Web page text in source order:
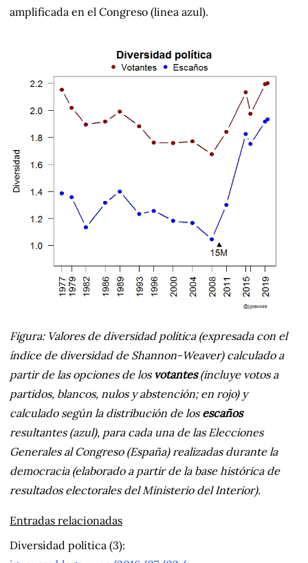
amplificada en el Congreso (linea azul).
Figura: Valores de diversidad política (expresada con el
índice de diversidad de Shannon-Weaver) calculado a
partir de las opciones de los votantes(incluye votos a
partidos, blancos, nulos y abstención; en rojo) y
calculado según la distribución de los escaños
resultantes (azul), para cada una de las Elecciones
Generales al Congreso (España) realizadas durante la
democracia (elaborado a partir de la base histórica de
resultados electorales del Ministerio del Interior).
Entradas relacionadas
Diversidad política (3):